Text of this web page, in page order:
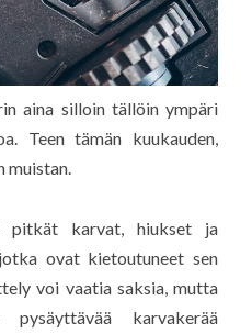
aina silloin tällöin ympäri
Teen tämän kuukauden,
muistan.
pitkät karvat, hiukset ja
ovat kietoutuneet sen
voi vaatia saksia, mutta
pysäyttävää karvakerää